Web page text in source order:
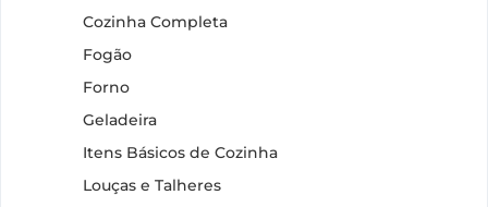
Cozinha Completa
Fogão
Forno
Geladeira
Itens Básicos de Cozinha
Louças e Talheres